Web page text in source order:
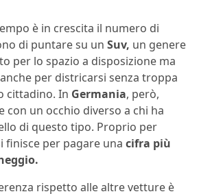
è in crescita il numero di
di puntare su un Suv, un genere
per lo spazio a disposizione ma
per districarsi senza troppa
cittadino. In Germania, però,
con un occhio diverso a chi ha
di questo tipo. Proprio per
finisce per pagare una cifra più
rispetto alle altre vetture è